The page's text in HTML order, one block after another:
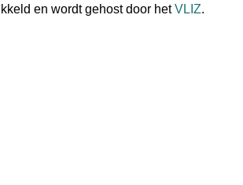
en wordt gehost door hetVLIZ.